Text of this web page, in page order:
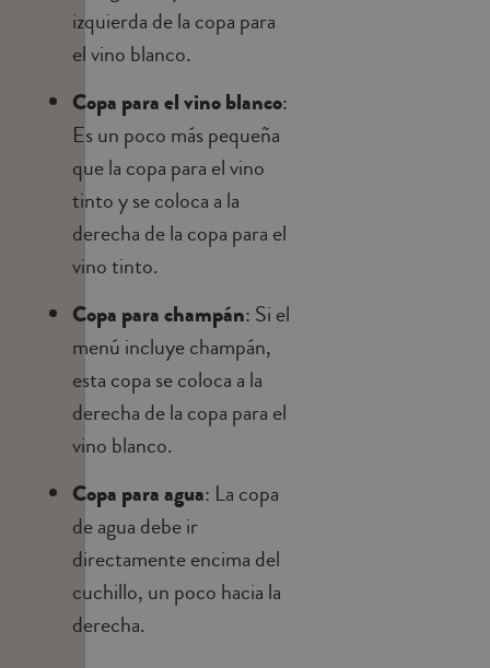
izquierda de la copa para
el vino blanco.
Copa para el vino blanco:
Es un poco más pequeña
que la copa para el vino
tinto y se coloca a la
derecha de la copa para el
vino tinto.
Copa para champán: Si el
menú incluye champán,
esta copa se coloca a la
derecha de la copa para el
vino blanco.
Copa para agua: La copa
de agua debe ir
directamente encima del
cuchillo, un poco hacia la
derecha.